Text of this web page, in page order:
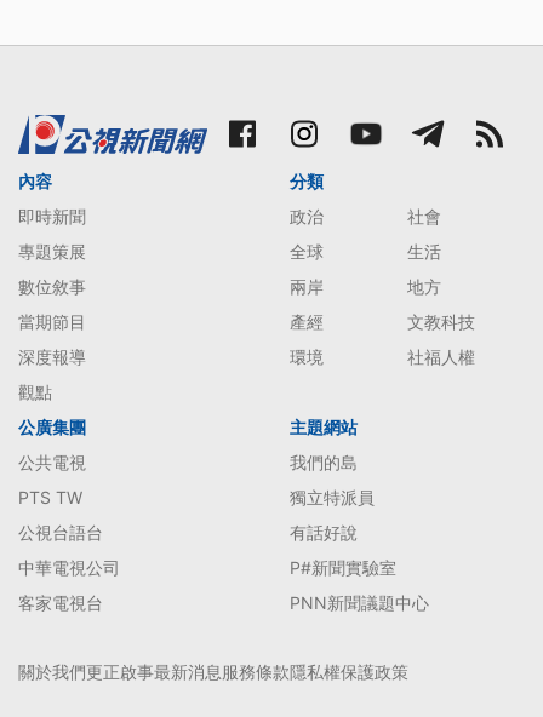
內容
即時新聞
專題策展
數位敘事
當期節目
深度報導
觀點
分類
政治
社會
全球
生活
兩岸
地方
產經
文教科技
環境
社福人權
公廣集團
公共電視
PTS TW
公視台語台
中華電視公司
客家電視台
主題網站
我們的島
獨立特派員
有話好說
P#新聞實驗室
PNN新聞議題中心
關於我們更正啟事最新消息服務條款隱私權保護政策